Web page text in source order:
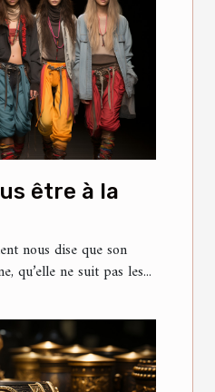
être à la
nous dise que son
qu’elle ne suit pas les...